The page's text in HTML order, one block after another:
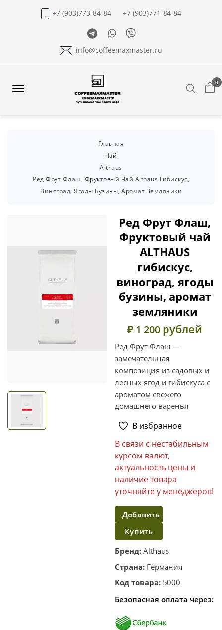
+7 (903)773-84-84
+7 (903)771-84-84
TelegramWhatsapp
Viber
info@coffeemaxmaster.ru
0
Главная
Чай
Althaus
Ред Фрут Флаш, Фруктовый Чай Althaus Гибискус,
Виноград, Ягоды Бузины, Аромат Земляники
Ред Фрут Флаш,
Фруктовый чай
ALTHAUS
гибискус,
виноград, ягоды
бузины, аромат
земляники
₽ 1 200 рублей
Ред Фрут Флаш —
замечательная
композиция из садовых и
лесных ягод и гибискуса с
ароматом свежего
домашнего варенья
В избранное
В связи с нестабильным
курсом валют,
актуальность цены и
наличие товара
уточняйте у менеджеров!
Добавить
в
корзину
Купить
в один
клик
Бренд: Althaus
Страна: Германия
Код товара: 5000
Безопасная оплата через: